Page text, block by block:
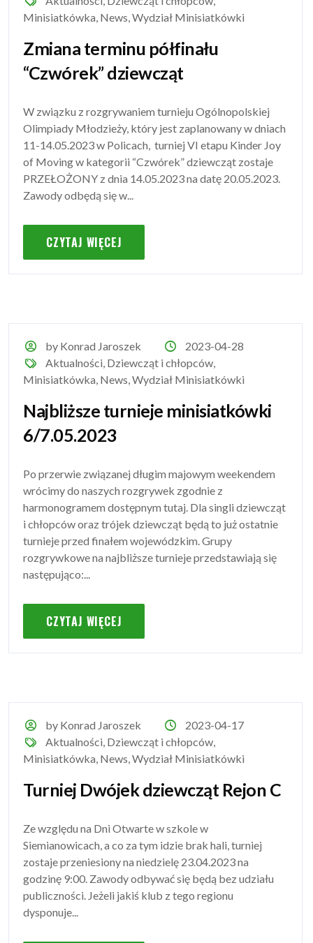
Minisiatkówka, News,Wydział Minisiatkówki
Zmiana terminu półfinału
“Czwórek” dziewcząt
W związku z rozgrywaniem turnieju Ogólnopolskiej
Olimpiady Młodzieży, który jest zaplanowany w dniach
11-14.05.2023 w Policach, turniej VI etapu Kinder Joy
of Moving w kategorii “Czwórek” dziewcząt zostaje
PRZEŁOŻONY z dnia 14.05.2023 na datę 20.05.2023.
Zawody odbędą się w...
CZYTAJ WIĘCEJ
by Konrad Jaroszek
2023-04-28
Aktualności, Dziewcząt i chłopców,
Minisiatkówka, News,Wydział Minisiatkówki
Najbliższe turnieje minisiatkówki
6/7.05.2023
Po przerwie związanej długim majowym weekendem
wrócimy do naszych rozgrywek zgodnie z
harmonogramem dostępnym tutaj. Dla singli dziewcząt
i chłopców oraz trójek dziewcząt będą to już ostatnie
turnieje przed finałem wojewódzkim. Grupy
rozgrywkowe na najbliższe turnieje przedstawiają się
następująco:...
CZYTAJ WIĘCEJ
by Konrad Jaroszek
2023-04-17
Aktualności, Dziewcząt i chłopców,
Minisiatkówka, News,Wydział Minisiatkówki
Turniej Dwójek dziewcząt Rejon C
Ze względu na Dni Otwarte w szkole w
Siemianowicach, a co za tym idzie brak hali, turniej
zostaje przeniesiony na niedzielę 23.04.2023 na
godzinę 9:00. Zawody odbywać się będą bez udziału
publiczności. Jeżeli jakiś klub z tego regionu
dysponuje...